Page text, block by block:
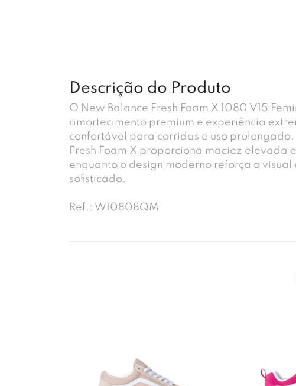
Descrição do Produto
O New Balance Fresh Foam X 1080 V15
amortecimento premium e experiência
confortável para corridas e uso
Fresh Foam X proporciona maciez elevada
enquanto o design moderno reforça o visual
sofisticado.
Ref.: W10808QM